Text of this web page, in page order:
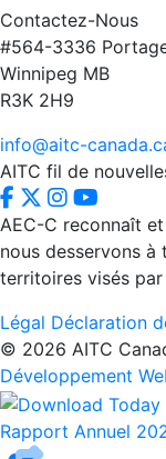
Contactez-Nous
#564-3336
Winnipeg MB
R3K 2H9
info@aitc-
AITC fil de
AEC-C reconnaît
nous desservons à
territoires visés
Légal Déclaration
© 2026 AITC
Développement
Rapport Annuel